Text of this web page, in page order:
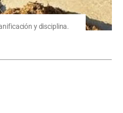
y disciplina.